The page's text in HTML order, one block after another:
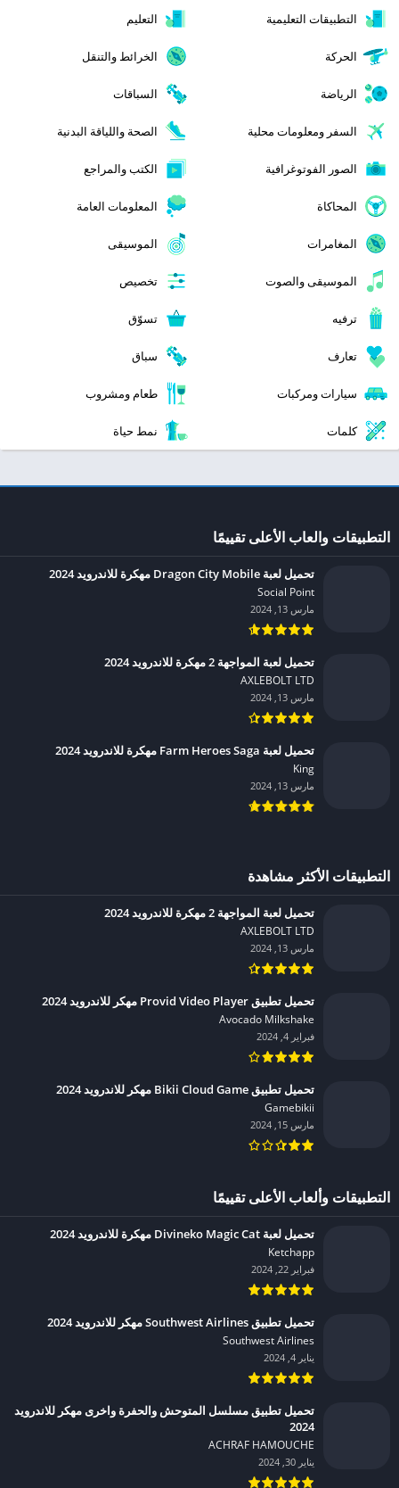
التطبيقات التعليمية التعليم
الحركة الخرائط والتنقل
الرياضة السباقات
السفر ومعلومات محلية الصحة واللياقة البدنية
الصور الفوتوغرافية الكتب والمراجع
المحاكاة المعلومات العامة
المغامرات الموسيقى
الموسيقى والصوت تخصيص
ترفيه تسوّق
تعارف سباق
سيارات ومركبات طعام ومشروب
كلمات نمط حياة
التطبيقات والعاب الأعلى تقييمًا
تحميل لعبة Dragon City Mobile مهكرة للاندرويد 2024
Social Point‏
مارس 13, 2024
تحميل لعبة المواجهة 2 مهكرة للاندرويد 2024
AXLEBOLT LTD‏
مارس 13, 2024
تحميل لعبة Farm Heroes Saga مهكرة للاندرويد 2024
King‏
مارس 13, 2024
التطبيقات الأكثر مشاهدة
تحميل لعبة المواجهة 2 مهكرة للاندرويد 2024
AXLEBOLT LTD‏
مارس 13, 2024
تحميل تطبيق Provid Video Player مهكر للاندرويد 2024
Avocado Milkshake‏
فبراير 4, 2024
تحميل تطبيق Bikii Cloud Game مهكر للاندرويد 2024
Gamebikii‏
مارس 15, 2024
التطبيقات وألعاب الأعلى تقييمًا
تحميل لعبة Divineko Magic Cat مهكرة للاندرويد 2024
Ketchapp‏
فبراير 22, 2024
تحميل تطبيق Southwest Airlines مهكر للاندرويد 2024
Southwest Airlines‏
يناير 4, 2024
تحميل تطبيق مسلسل المتوحش والحفرة واخرى مهكر للاندرويد
2024
ACHRAF HAMOUCHE‏
يناير 30, 2024